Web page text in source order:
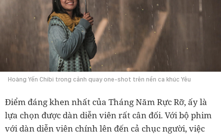
Hoàng Yến Chibi trong cảnh quay one-shot trên nền ca khúc Yêu
Điểm đáng khen nhất của Tháng Năm Rực Rỡ, ấy là
lựa chọn được dàn diễn viên rất cân đối. Với bộ phim
với dàn diễn viên chính lên đến cả chục người, việc